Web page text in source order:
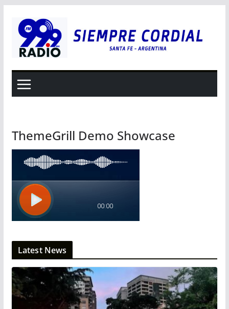
contenido
ThemeGrill Demo Showcase
Latest News